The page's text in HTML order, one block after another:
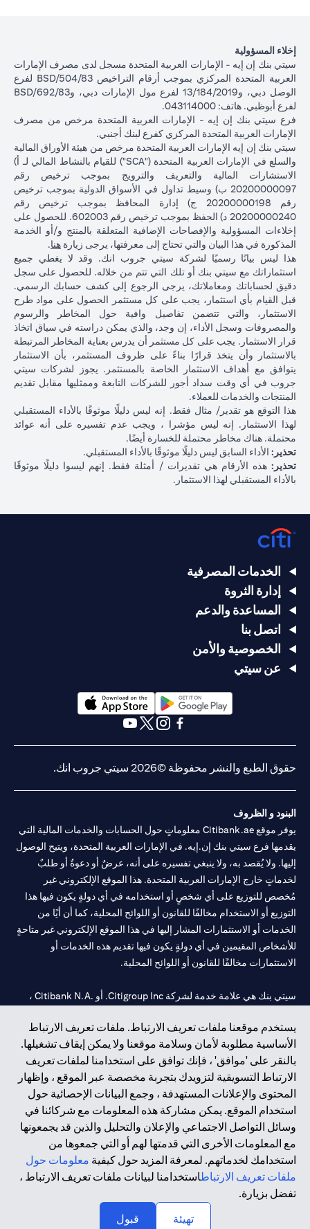
إخلاء المسؤولية
سيتي بنك إن إيه - الإمارات العربية المتحدة مسجل لدى مصرف الإمارات
العربية المتحدة المركزي بموجب أرقام التراخيص BSD/504/83 لفرع
الوصل دبي، و13/184/2019 لفرع مول الإمارات دبي، وBSD/692/83
لفرع أبوظبي. هاتف: 043114000.
فرع سيتي بنك إن إيه - الإمارات العربية المتحدة مرخص من مصرف
الإمارات العربية المتحدة المركزي كفرع لبنك أجنبي.
سيتي بنك إن إيه الإمارات العربية المتحدة مرخص من هيئة الأوراق المالية
والسلع في الإمارات العربية المتحدة ("SCA") للقيام بالنشاط المالي لـ أ)
الاستشارات المالية والتعريف والترويج بموجب ترخيص رقم
20200000097 ب) وسيط تداول في الأسواق الدولية بموجب ترخيص
رقم 20200000198 ج) إدارة المحافظ بموجب ترخيص رقم
20200000240 د) الحفظ بموجب ترخيص رقم 602003. للحصول على
إخلاءات المسؤولية والإفصاحات الإضافية المتعلقة بالمنتج و/أو الخدمة
المذكورة في هذا البيان والتي تحتاج إلى معرفتها، يرجى زيارة هنا.
هذا ليس بيانًا رسميًا لشركة سيتي جروب انك. وقد لا يغطي جميع
استثماراتك مع سيتي بنك أو تلك التي تتم من خلاله. للحصول على سجل
دقيق لحساباتك ومعاملاتك، يرجى الرجوع إلى كشف حسابك الرسمي.
قبل القيام بأي استثمار، يجب على كل مستثمر الحصول على مواد طرح
الاستثمار، والتي تتضمن تفاصيل وافية حول المخاطر والرسوم
والمصروفات وسجل الأداء، إن وجد، والذي يمكن دراسته في سياق اتخاذ
قرار الاستثمار. يجب على كل مستثمر أن يدرس بعناية المخاطر المرتبطة
بالاستثمار وأن يتخذ قرارًا بناءً على ظروف المستثمر، بأن الاستثمار
يتوافق مع أهداف الاستثمار الخاصة بالمستثمر. يجوز لشركات سيتي
جروب في أي وقت سداد أجور للشركات التابعة وممثليها مقابل تقديم
المنتجات والخدمات للعملاء.
هذا التوقع هو تقدير/ مثال فقط. إنه ليس دليلًا موثوقًا بالأداء المستقبلي
لهذا الاستثمار. إنه ليس مؤشرا ، ويجب عدم تفسيره على أنه عوائد
محتملة. هناك مخاطر محتملة للخسارة أيضًا.
تحذير: الأداء السابق ليس دليلًا موثوقًا بالأداء المستقبلي.
تحذير: هذه الأرقام هي تقديرات / أمثلة فقط. إنهم ليسوا دليلًا موثوقًا
بالأداء المستقبلي لهذا الاستثمار.
يستخدم موقعنا ملفات تعريف الارتباط. ملفات تعريف الارتباط
الأساسية مطلوبة لأمان وسلامة موقعنا ولا يمكن إيقاف تشغيلها.
بالنقر على 'موافق' ، فإنك توافق على استخدامنا لملفات تعريف
الارتباط التسويقية لتزويدك بتجربة مخصصة عبر الموقع ، وإظهار
المحتوى والإعلانات المستهدفة ، وجمع البيانات الإحصائية حول
استخدام الموقع. يمكن مشاركة هذه المعلومات مع شركائنا في
وسائل التواصل الاجتماعي والإعلان والتحليل والذين قد يجمعونها
مع المعلومات الأخرى التي قدمتها لهم أو التي جمعوها من
استخدامك لخدماتهم. لمعرفة المزيد حول كيفية معلومات حول
ملفات تعريف الارتباطاستخدامنا لبيانات ملفات تعريف الارتباط ،
تفضل بزيارة.
تهيئة
قبول
الخدمات المصرفية
إدارة الثروة
المساعدة والدعم
اتصل بنا
الخصوصية والأمن
عن سيتي
(opens in a new tab)
حقوق الطبع والنشر محفوظة ©2026 سيتي جروب انك.
البنود و الظروف
يوفر موقع Citibank.ae معلوماتٍ حول الحسابات والخدمات المالية التي
يقدمها فرع سيتي بنك إن.إيه. في الإمارات العربية المتحدة، ويتيح الوصول
إليها. ولا يُقصد به، ولا ينبغي تفسيره على أنه، عرضٌ أو دعوةٌ أو طلبٌ
لخدماتٍ خارج الإمارات العربية المتحدة. هذا الموقع الإلكتروني غير
مُخصص للتوزيع على أي شخصٍ أو استخدامه في أي دولةٍ يكون فيها هذا
التوزيع أو الاستخدام مخالفًا للقانون أو اللوائح المحلية، كما أن أيًا من
الخدمات أو الاستثمارات المشار إليها في هذا الموقع الإلكتروني غير متاحةٍ
للأشخاص المقيمين في أي دولةٍ يكون فيها تقديم هذه الخدمات أو
الاستثمارات مخالفًا للقانون أو اللوائح المحلية.
سيتي بنك هي علامة خدمة لشركة Citigroup Inc. أو .Citibank N.A ،
سيتي بنك إن. إيه. الإمارات مسجل لدى مصرف الإمارات المركزي تحت
أرقام التراخيص 202563 لفرع الوصل في دبي، 531989 لفرع مول
الإمارات في دبي، وCN-1002019لفرع أبوظبي. هاتف: 4000 311 04.
فرع سيتي بنك إن إيه - الإمارات العربية المتحدة مرخص من مصرف
الإمارات العربية المتحدة المركزي كفرع لبنك أجنبي.
سيتي بنك إن إيه الإمارات العربية المتحدة مرخص من هيئة الأوراق المالية
والسلع في الإمارات العربية المتحدة ("SCA") للقيام بالنشاط المالي لـ أ)
الاستشارات المالية والتعريف والترويج بموجب ترخيص رقم
20200000097 ب) وسيط تداول في الأسواق الدولية بموجب ترخيص